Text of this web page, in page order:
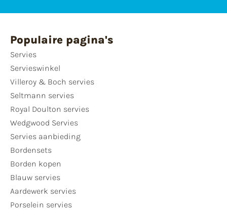
Populaire pagina's
Servies
Servieswinkel
Villeroy & Boch servies
Seltmann servies
Royal Doulton servies
Wedgwood Servies
Servies aanbieding
Bordensets
Borden kopen
Blauw servies
Aardewerk servies
Porselein servies